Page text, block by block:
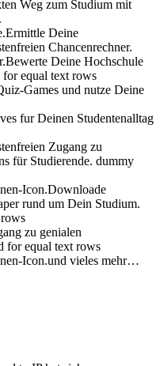
Weg zum Studium mit
Ermittle Deine
Chancenrechner.
Bewerte Deine Hochschule
equal text rows
Games und nutze Deine
fur Deinen Studentenalltag
Zugang zu
für Studierende. dummy
Downloade
rund um Dein Studium.
zu genialen
for equal text rows
und vieles mehr…